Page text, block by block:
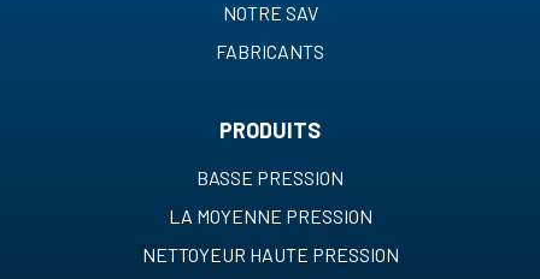
NOTRE SAV
FABRICANTS
PRODUITS
BASSE PRESSION
LA MOYENNE PRESSION
NETTOYEUR HAUTE PRESSION